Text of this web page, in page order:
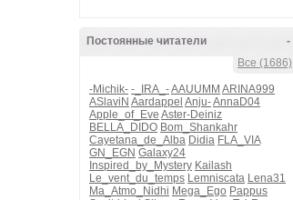
-
Постоянные читатели
Все (1686)
-Michik- -_IRA_-AAUUMM ARINA999
ASlaviN Aardappel Anju-AnnaD04
Apple_of_Eve Aster-Deiniz
BELLA_DIDO Bom_Shankahr
Cayetana_de_Alba Didia FLA_VIA
GN_EGN Galaxy24
Inspired_by_Mystery Kailash
Le_vent_du_temps Lemniscata Lena31
Ma_Atmo_Nidhi Mega_Ego Pappus